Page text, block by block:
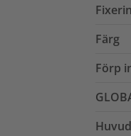
Färg
Förp